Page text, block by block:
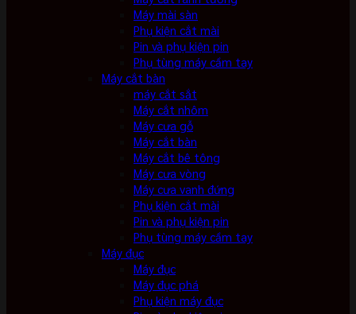
Máy mài sàn
Phụ kiện cắt mài
Pin và phụ kiện pin
Phụ tùng máy cầm tay
Máy cắt bàn
máy cắt sắt
Máy cắt nhôm
Máy cưa gỗ
Máy cắt bàn
Máy cắt bê tông
Máy cưa vòng
Máy cưa vanh đứng
Phụ kiện cắt mài
Pin và phụ kiện pin
Phụ tùng máy cầm tay
Máy đục
Máy đục
Máy đục phá
Phụ kiện máy đục